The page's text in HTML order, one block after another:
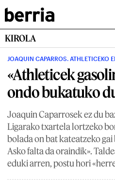
KIROLA
JOAQUIN CAPARROS. ATHLETICEKO
«Athleticek
ondo bukatuko
Joaquin Caparrosek ez du
Ligarako txartela lortzeko
bolada on bat kateatzeko
Asko falta da oraindik».
eduki arren, postu hori